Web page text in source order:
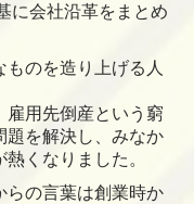
に会社沿革をまとめ
のを造り上げる人
雇用先倒産という窮
題を解決し、みなか
くなりました。
らの言葉は創業時か